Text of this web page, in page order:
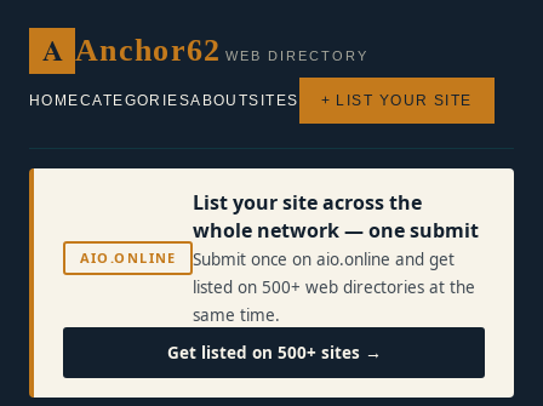
A Anchor62 WEB DIRECTORY
HOMECATEGORIESABOUTSITES + LIST YOUR SITE
AIO.ONLINE
List your site across the
whole network — one submit
Submit once on aio.online and get
listed on 500+ web directories at the
same time.
Get listed on 500+ sites →